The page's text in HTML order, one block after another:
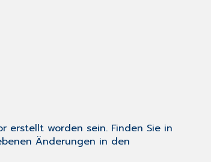
erstellt worden sein. Finden Sie in
Änderungen in den